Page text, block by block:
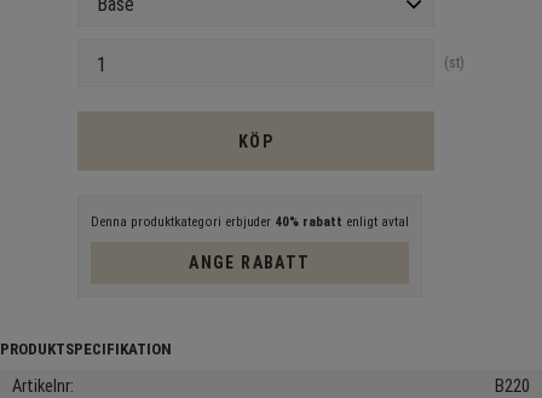
st
KÖP
Denna produktkategori erbjuder 40% rabatt enligt avtal
ANGE RABATT
Artikelnr
B220